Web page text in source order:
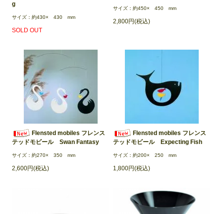
g
サイズ：約430× 430 mm
SOLD OUT
サイズ：約450× 450 mm
2,800円(税込)
Flensted mobiles フレンス
テッドモビール Swan Fantasy
サイズ：約270× 350 mm
2,600円(税込)
Flensted mobiles フレンス
テッドモビール Expecting Fish
サイズ：約200× 250 mm
1,800円(税込)